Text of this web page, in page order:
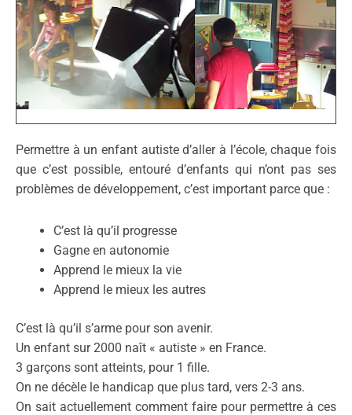
Permettre à un enfant autiste d’aller à l’école, chaque fois
que c’est possible, entouré d’enfants qui n’ont pas ses
problèmes de développement, c’est important parce que :
C’est là qu’il progresse
Gagne en autonomie
Apprend le mieux la vie
Apprend le mieux les autres
C’est là qu’il s’arme pour son avenir.
Un enfant sur 2000 naît « autiste » en France.
3 garçons sont atteints, pour 1 fille.
On ne décèle le handicap que plus tard, vers 2-3 ans.
On sait actuellement comment faire pour permettre à ces